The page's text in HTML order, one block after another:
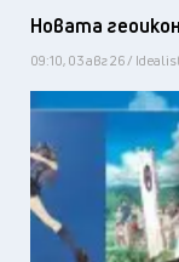
Новата
09:10, 03 авг 26 /